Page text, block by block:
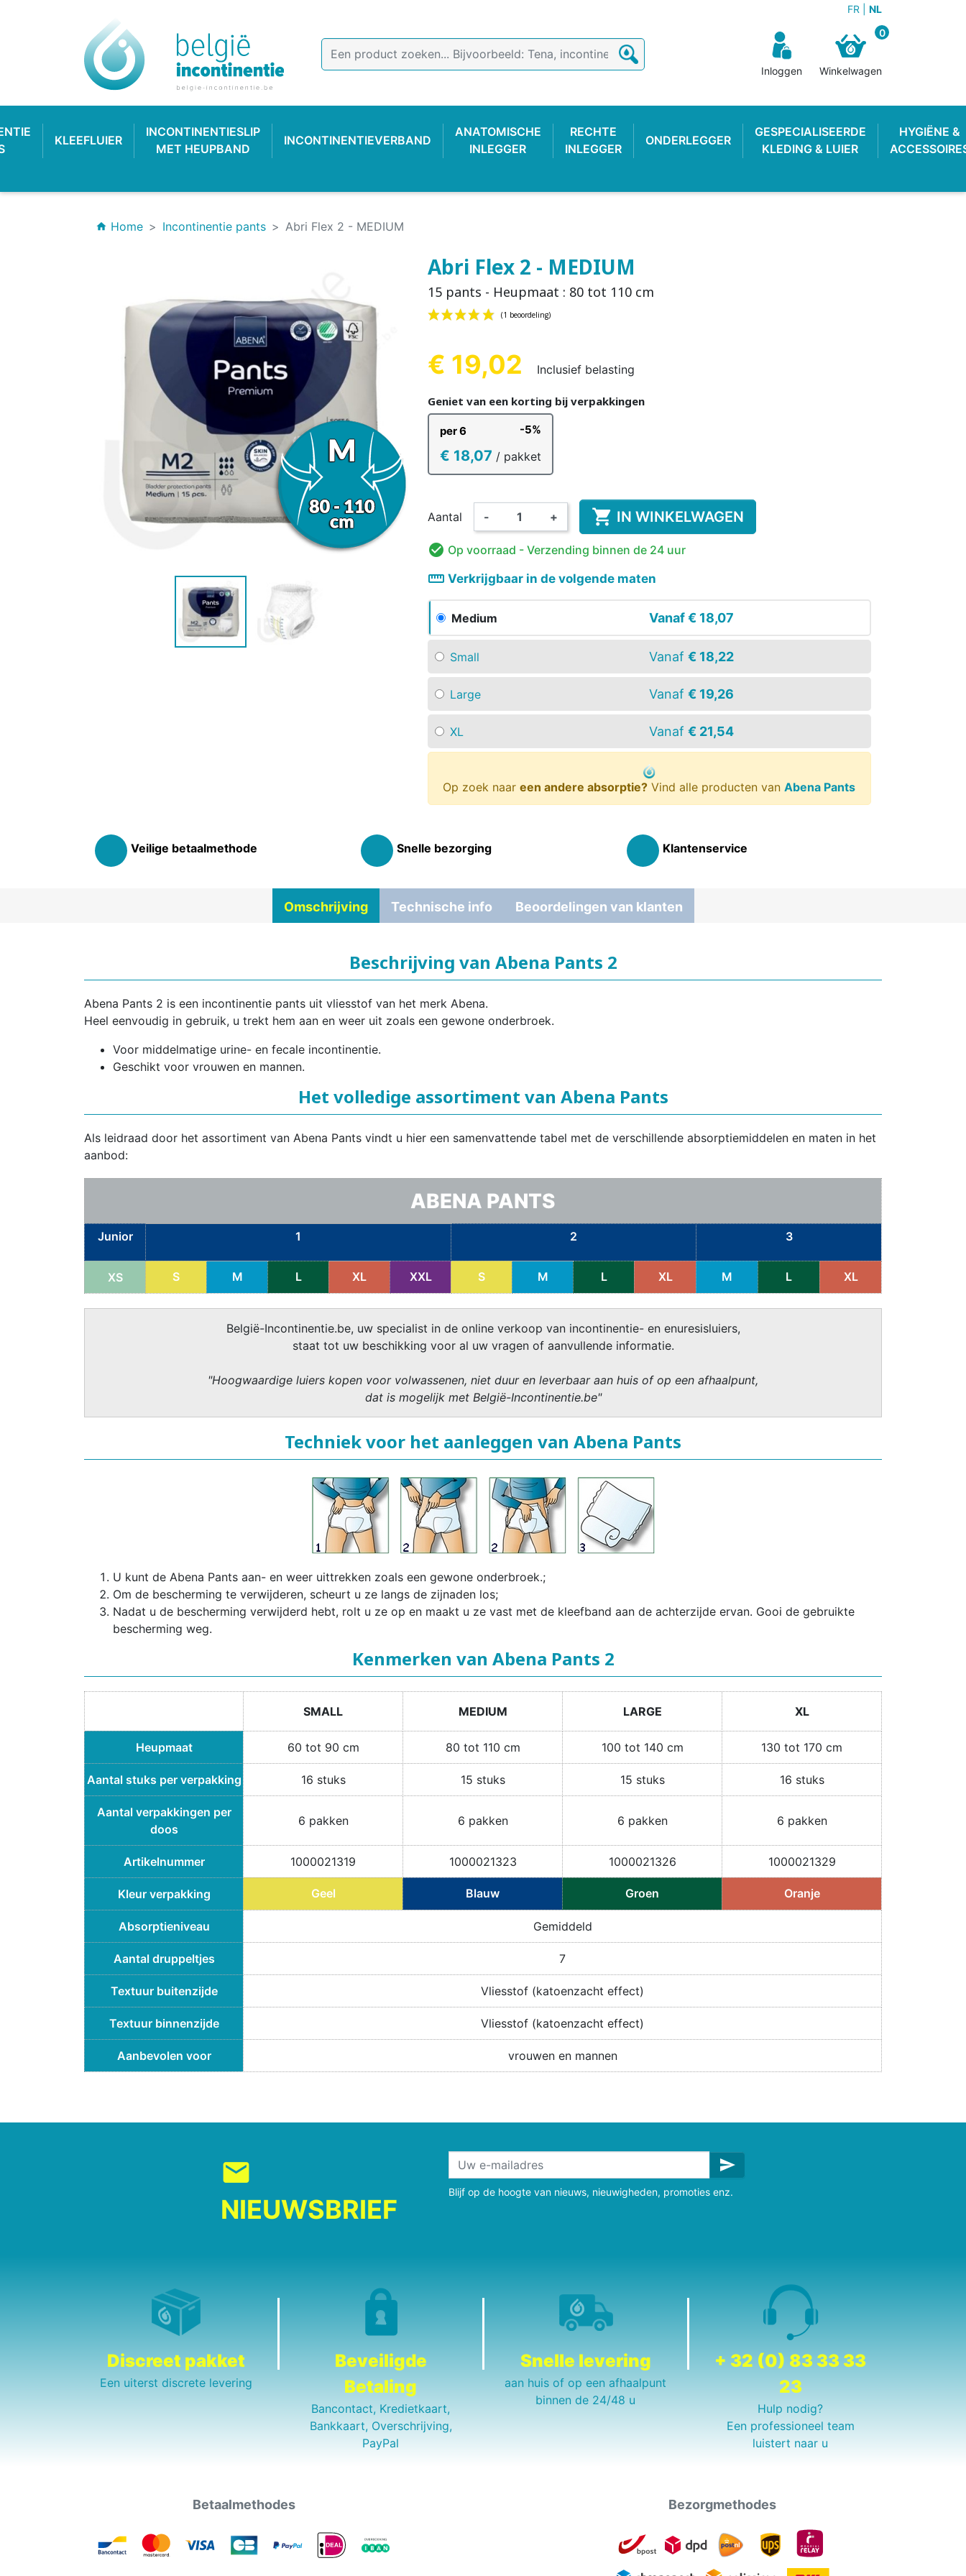
FR NL
Inloggen
0
Winkelwagen
KLEEFLUIER
INCONTINENTIESLIP
MET HEUPBAND
INCONTINENTIEVERBAND
INCONTINENTIEVERBAND
VROUWEN
INCONTINENTIEVERBAND
HEREN
ANATOMISCHE
INLEGGER
RECHTE
INLEGGER
ONDERLEGGER
GESPECIALISEERDE
KLEDING & LUIER
PLASTIC BROEKJE KATOENEN BROEKJE FIXATIEBROEKJE
ZWEMKLEDING PYJAMA ROMPERTJE
HYGIËNE &
HYGIËNE & VERZORGING SLAB ONDERZOEKSHANDSCHOEN
CONTINENTIEHULP
ONTVLEKKER &
DEODORANT
DESINFECTIE VAN
HANDEN EN
OPPERVLAKKEN
KLASSIEKE LUIER PULL-UP-LUIER
PLASTIC BROEKJE
ZWEMLUIER KINDEREN ZWEMPAK KINDEREN
WASBARE LUIER
KINDEREN
HYGIËNE & VERZORGING
home Home Incontinentie pants Abri Flex 2 - MEDIUM
Abri Flex 2 - MEDIUM
15 pants - Heupmaat : 80 tot 110 cm
(1 beoordeling)
€ 19,02 Inclusief belasting
Geniet van een korting bij verpakkingen
per 6 -5%
€ 18,07 / pakket
Aantal - +  IN WINKELWAGEN
 Op voorraad - Verzending binnen de 24 uur
straighten Verkrijgbaar in de volgende maten
Medium Vanaf€ 18,07
Small Vanaf€ 18,22
Large Vanaf€ 19,26
XL Vanaf€ 21,54
Op zoek naar een andere absorptie?Vind alle producten van Abena Pants
Veilige betaalmethode Snelle bezorging Klantenservice
Omschrijving Technische info Beoordelingen van klanten
Beschrijving van Abena Pants 2
Abena Pants 2 is een incontinentie pants uit vliesstof van het merk Abena.
Heel eenvoudig in gebruik, u trekt hem aan en weer uit zoals een gewone onderbroek.
Voor middelmatige urine- en fecale incontinentie.
Geschikt voor vrouwen en mannen.
Het volledige assortiment van Abena Pants
Als leidraad door het assortiment van Abena Pants vindt u hier een samenvattende tabel met de verschillende absorptiemiddelen en maten in het
aanbod:
ABENA PANTS
Junior 1 2 3
XS S M L XL XXL S M L XL M L XL
België-Incontinentie.be, uw specialist in de online verkoop van incontinentie- en enuresisluiers,
staat tot uw beschikking voor al uw vragen of aanvullende informatie.
"Hoogwaardige luiers kopen voor volwassenen, niet duur en leverbaar aan huis of op een afhaalpunt,
dat is mogelijk met België-Incontinentie.be"
Techniek voor het aanleggen van Abena Pants
U kunt de Abena Pants aan- en weer uittrekken zoals een gewone onderbroek.;
Om de bescherming te verwijderen, scheurt u ze langs de zijnaden los;
Nadat u de bescherming verwijderd hebt, rolt u ze op en maakt u ze vast met de kleefband aan de achterzijde ervan. Gooi de gebruikte
bescherming weg.
Kenmerken van Abena Pants 2
SMALL MEDIUM LARGE XL
Heupmaat 60 tot 90 cm 80 tot 110 cm 100 tot 140 cm 130 tot 170 cm
Aantal stuks per verpakking 16 stuks 15 stuks 15 stuks 16 stuks
Aantal verpakkingen per
doos
6 pakken 6 pakken 6 pakken 6 pakken
Artikelnummer 1000021319 1000021323 1000021326 1000021329
Kleur verpakking Geel Blauw Groen Oranje
Absorptieniveau Gemiddeld
Aantal druppeltjes 7
Textuur buitenzijde Vliesstof (katoenzacht effect)
Textuur binnenzijde Vliesstof (katoenzacht effect)
Aanbevolen voor vrouwen en mannen
mail
NIEUWSBRIEF
send
Blijf op de hoogte van nieuws, nieuwigheden, promoties enz.
Discreet pakket
Een uiterst discrete levering
Beveiligde
Betaling
Bancontact, Kredietkaart,
Bankkaart, Overschrijving,
PayPal
Snelle levering
aan huis of op een afhaalpunt
binnen de 24/48 u
+ 32 (0) 83 33 33
23
Hulp nodig?
Een professioneel team
luistert naar u
Betaalmethodes Bezorgmethodes